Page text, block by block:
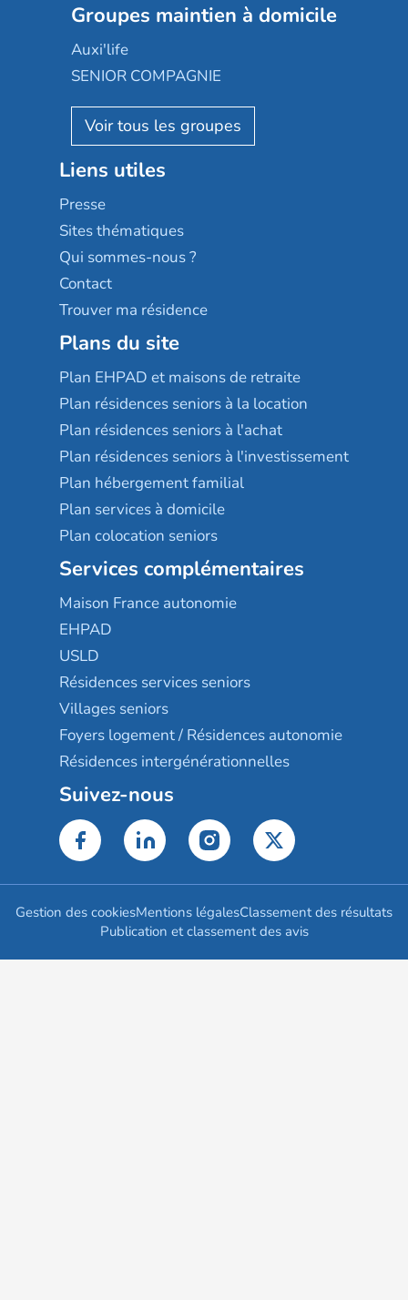
Les jardins d'Arcadie
Occitalia
Appartseniors
Reseda
Stella management
Les villages d'or
Sérénys
Résidences services Villa Médicis
Groupe SOS
Le Noble Âge
Almage
Résidalya
Groupe aplus
Groupes maintien à domicile
Auxi'life
SENIOR COMPAGNIE
AGE D'OR Services
Liens utiles
Presse
Sites thématiques
Qui sommes-nous ?
Contact
Trouver ma résidence
Plans du site
Plan EHPAD et maisons de retraite
Plan résidences seniors à la location
Plan résidences seniors à l'achat
Plan résidences seniors à l'investissement
Plan hébergement familial
Plan services à domicile
Plan colocation seniors
Services complémentaires
Maison France autonomie
EHPAD
USLD
Résidences services seniors
Villages seniors
Foyers logement / Résidences autonomie
Résidences intergénérationnelles
Suivez-nous
Gestion des cookiesMentions légalesClassement des résultats
Publication et classement des avis